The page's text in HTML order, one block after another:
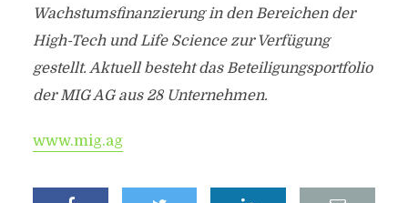
Wachstumsfinanzierung in den Bereichen der
High-Tech und Life Science zur Verfügung
gestellt. Aktuell besteht das Beteiligungsportfolio
der MIG AG aus 28 Unternehmen.
www.mig.ag